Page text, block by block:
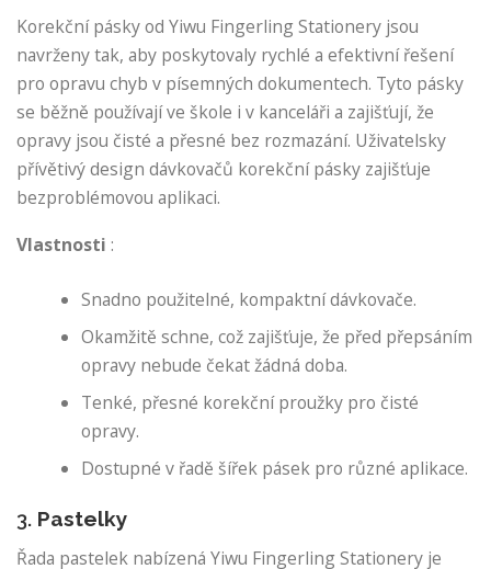
Korekční pásky od Yiwu Fingerling Stationery jsou
navrženy tak, aby poskytovaly rychlé a efektivní řešení
pro opravu chyb v písemných dokumentech. Tyto pásky
se běžně používají ve škole i v kanceláři a zajišťují, že
opravy jsou čisté a přesné bez rozmazání. Uživatelsky
přívětivý design dávkovačů korekční pásky zajišťuje
bezproblémovou aplikaci.
Vlastnosti :
Snadno použitelné, kompaktní dávkovače.
Okamžitě schne, což zajišťuje, že před přepsáním
opravy nebude čekat žádná doba.
Tenké, přesné korekční proužky pro čisté
opravy.
Dostupné v řadě šířek pásek pro různé aplikace.
3. Pastelky
Řada pastelek nabízená Yiwu Fingerling Stationery je